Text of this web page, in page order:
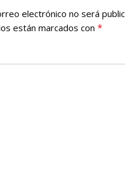
electrónico no será
están marcados con *